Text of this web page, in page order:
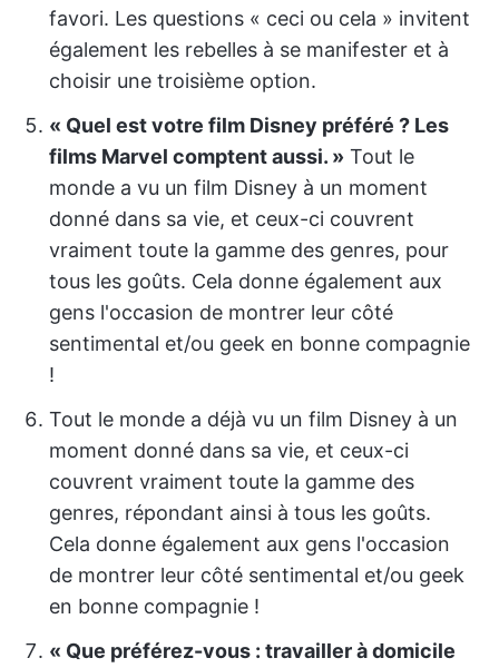
favori. Les questions « ceci ou cela » invitent
également les rebelles à se manifester et à
choisir une troisième option.
« Quel est votre film Disney préféré ? Les
films Marvel comptent aussi. » Tout le
monde a vu un film Disney à un moment
donné dans sa vie, et ceux-ci couvrent
vraiment toute la gamme des genres, pour
tous les goûts. Cela donne également aux
gens l'occasion de montrer leur côté
sentimental et/ou geek en bonne compagnie
!
Tout le monde a déjà vu un film Disney à un
moment donné dans sa vie, et ceux-ci
couvrent vraiment toute la gamme des
genres, répondant ainsi à tous les goûts.
Cela donne également aux gens l'occasion
de montrer leur côté sentimental et/ou geek
en bonne compagnie !
« Que préférez-vous : travailler à domicile